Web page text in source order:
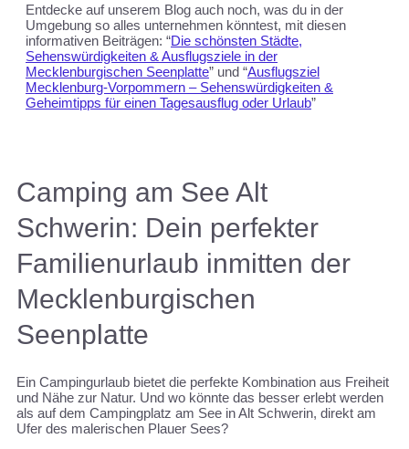
Entdecke auf unserem Blog auch noch, was du in der
Umgebung so alles unternehmen könntest, mit diesen
informativen Beiträgen: “Die schönsten Städte,
Sehenswürdigkeiten & Ausflugsziele in der
Mecklenburgischen Seenplatte” und “Ausflugsziel
Mecklenburg-Vorpommern – Sehenswürdigkeiten &
Geheimtipps für einen Tagesausflug oder Urlaub”
Camping am See Alt
Schwerin: Dein perfekter
Familienurlaub inmitten der
Mecklenburgischen
Seenplatte
Ein Campingurlaub bietet die perfekte Kombination aus Freiheit
und Nähe zur Natur. Und wo könnte das besser erlebt werden
als auf dem Campingplatz am See in Alt Schwerin, direkt am
Ufer des malerischen Plauer Sees?